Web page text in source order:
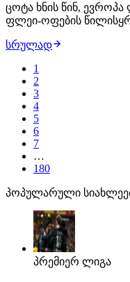
ცოტა ხნის წინ,
ფლეი-ოფების
ბარიერს დაძლევს და
გამარჯვებულს
სრულად
1
2
3
4
5
6
7
…
180
პოპულარული
პრემიერ ლიგა